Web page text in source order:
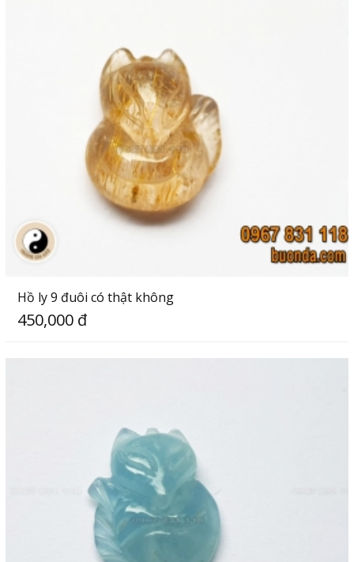
Hồ ly 9 đuôi có thật không
450,000 đ